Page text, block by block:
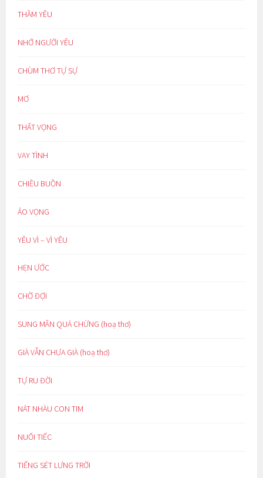
THẦM YÊU
NHỚ NGƯỜI YÊU
CHÙM THƠ TỰ SỰ
MƠ
THẤT VỌNG
VAY TÌNH
CHIỀU BUỒN
ẢO VỌNG
YÊU VÌ – VÌ YÊU
HẸN ƯỚC
CHỜ ĐỢI
SUNG MÃN QUÁ CHỪNG (hoạ thơ)
GIÀ VẪN CHƯA GIÀ (hoạ thơ)
TỰ RU ĐỜI
NÁT NHÀU CON TIM
NUỐI TIẾC
TIẾNG SÉT LƯNG TRỜI